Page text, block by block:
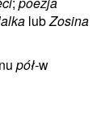
lubZosina
pół-w